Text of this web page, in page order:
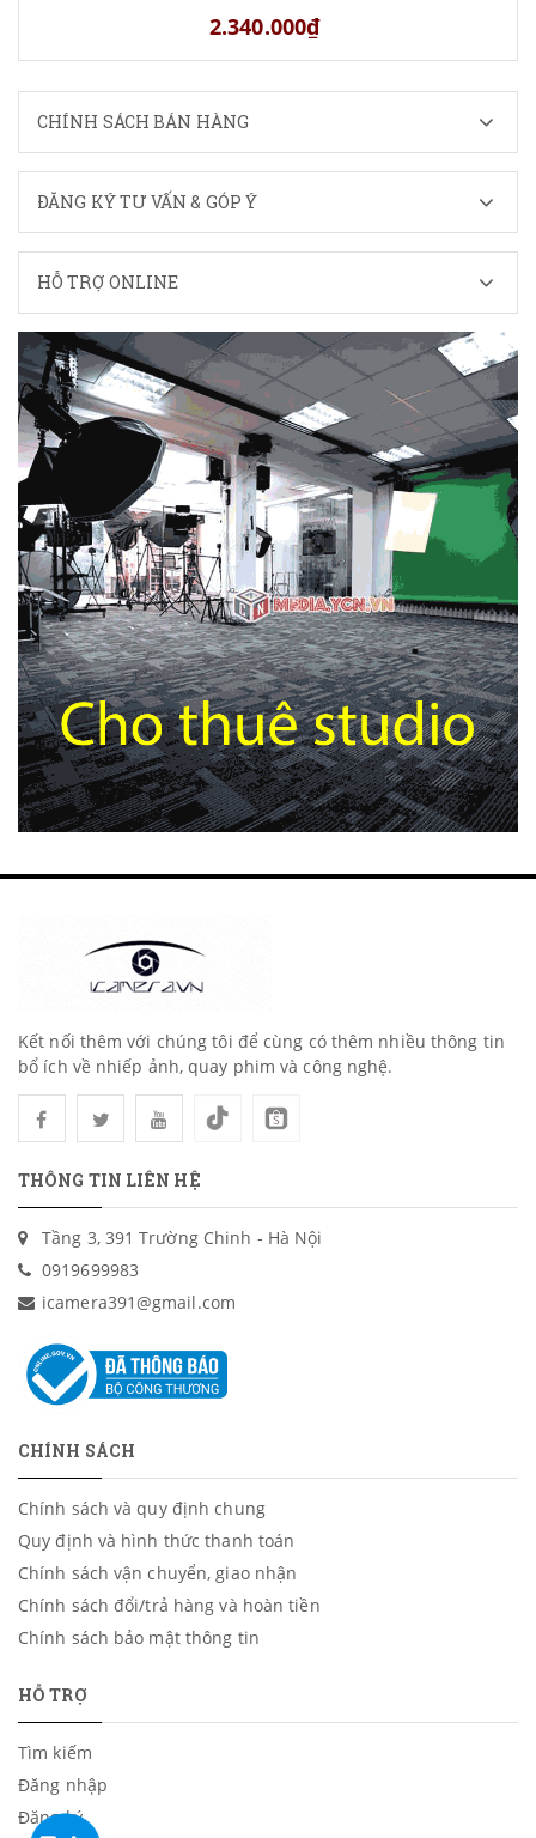
2.340.000₫
CHÍNH SÁCH BÁN HÀNG
ĐĂNG KÝ TƯ VẤN & GÓP Ý
HỖ TRỢ ONLINE
Kết nối thêm với chúng tôi để cùng có thêm nhiều thông tin
bổ ích về nhiếp ảnh, quay phim và công nghệ.
THÔNG TIN LIÊN HỆ
Tầng 3, 391 Trường Chinh - Hà Nội
0919699983
icamera391@gmail.com
CHÍNH SÁCH
Chính sách và quy định chung
Quy định và hình thức thanh toán
Chính sách vận chuyển, giao nhận
Chính sách đổi/trả hàng và hoàn tiền
Chính sách bảo mật thông tin
HỖ TRỢ
Tìm kiếm
Đăng nhập
Đăng ký